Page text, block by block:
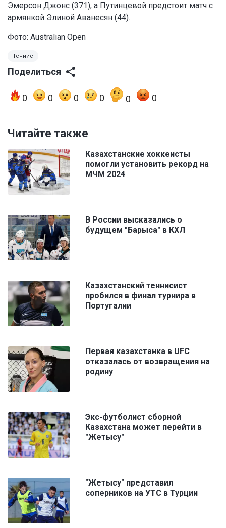
Эмерсон Джонс (371), а Путинцевой предстоит матч с
армянкой Элиной Аванесян (44).
Фото: Australian Open
Теннис
Поделиться
0 0 0 0 0 0
Читайте также
Казахстанские хоккеисты
помогли установить рекорд на
МЧМ 2024
В России высказались о
будущем "Барыса" в КХЛ
Казахстанский теннисист
пробился в финал турнира в
Португалии
Первая казахстанка в UFC
отказалась от возвращения на
родину
Экс-футболист сборной
Казахстана может перейти в
"Жетысу"
"Жетысу" представил
соперников на УТС в Турции